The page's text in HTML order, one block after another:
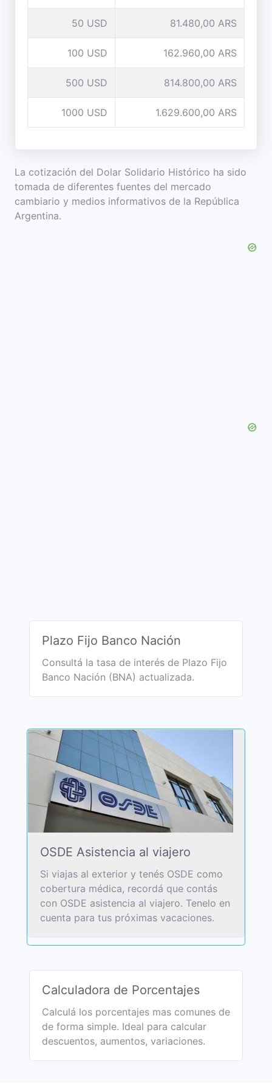
50 USD 81.480,00 ARS
100 USD 162.960,00 ARS
500 USD 814.800,00 ARS
1000 USD 1.629.600,00 ARS
La cotización del Dolar Solidario Histórico ha sido
tomada de diferentes fuentes del mercado
cambiario y medios informativos de la República
Argentina.
Plazo Fijo Banco Nación
Consultá la tasa de interés de Plazo Fijo
Banco Nación (BNA) actualizada.
OSDE Asistencia al viajero
Si viajas al exterior y tenés OSDE como
cobertura médica, recordá que contás
con OSDE asistencia al viajero. Tenelo en
cuenta para tus próximas vacaciones.
Calculadora de Porcentajes
Calculá los porcentajes mas comunes de
de forma simple. Ideal para calcular
descuentos, aumentos, variaciones.